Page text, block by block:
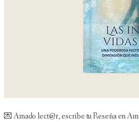
💌 Amado lect@r, escribe tu Reseña en